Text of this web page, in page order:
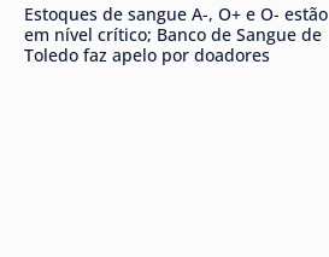
Estoques de sangue A-, O+ e O- estão
em nível crítico; Banco de Sangue de
Toledo faz apelo por doadores